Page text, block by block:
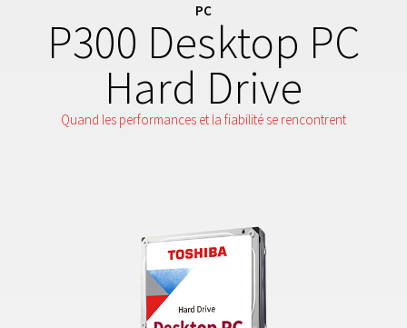
PC
P300 Desktop PC
Hard Drive
Quand les performances et la fiabilité se rencontrent